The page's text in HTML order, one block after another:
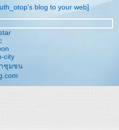
blog to your web]
city
ชุมชน